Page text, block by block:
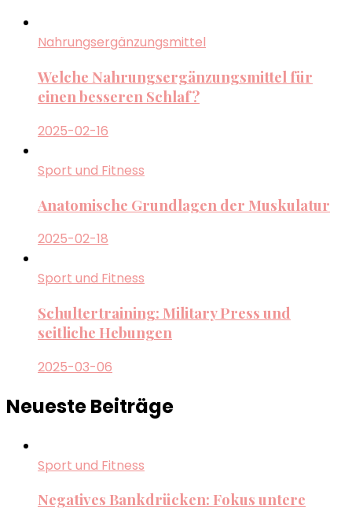
Nahrungsergänzungsmittel
Welche Nahrungsergänzungsmittel für
einen besseren Schlaf?
2025-02-16
Sport und Fitness
Anatomische Grundlagen der Muskulatur
2025-02-18
Sport und Fitness
Schultertraining: Military Press und
seitliche Hebungen
2025-03-06
Neueste Beiträge
Sport und Fitness
Negatives Bankdrücken: Fokus untere